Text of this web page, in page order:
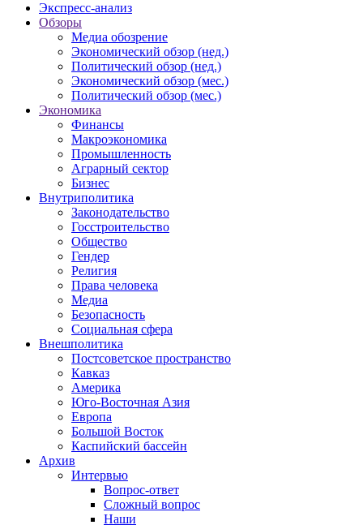
Экспресс-анализ
Обзоры
Медиа обозрение
Экономический обзор (нед.)
Политический обзор (нед.)
Экономический обзор (мес.)
Политический обзор (мес.)
Экономика
Финансы
Макроэкономика
Промышленность
Аграрный сектор
Бизнес
Внутриполитика
Законодательство
Госстроительство
Общество
Гендер
Религия
Права человека
Медиа
Безопасность
Социальная сфера
Внешполитика
Постсоветское пространство
Кавказ
Америка
Юго-Восточная Азия
Европа
Большой Восток
Каспийский бассейн
Архив
Интервью
Вопрос-ответ
Сложный вопрос
Наши